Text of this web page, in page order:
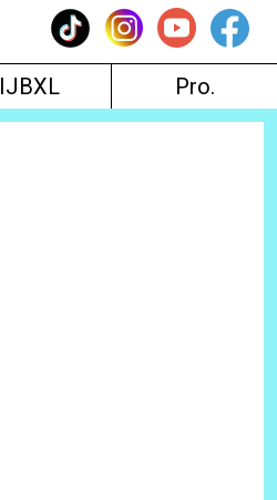
IJBXL Pro.